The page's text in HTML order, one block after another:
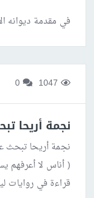
في مقدمة ديوانه
نجمة أريحا
نجمة أريحا تبحث
( أناس لا أعرفهم
قراءة في روايات